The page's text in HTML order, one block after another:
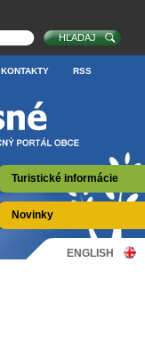
Turistické informácie
Novinky
KONTAKTY RSS
ENGLISH